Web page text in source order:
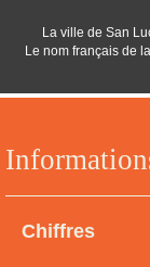
Chiffres
La ville de San
Le nom français de